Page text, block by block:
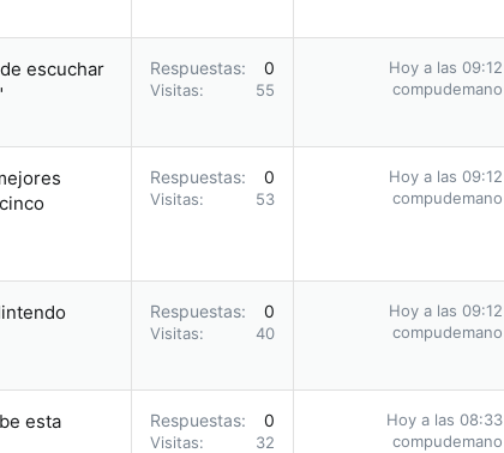
escuchar
Respuestas 0
Visitas 55
Hoy a las 09:12
compudemano
Respuestas 0
Visitas 53
Hoy a las 09:12
compudemano
Respuestas 0
Visitas 40
Hoy a las 09:12
compudemano
esta
Respuestas 0
Visitas 32
Hoy a las 08:33
compudemano